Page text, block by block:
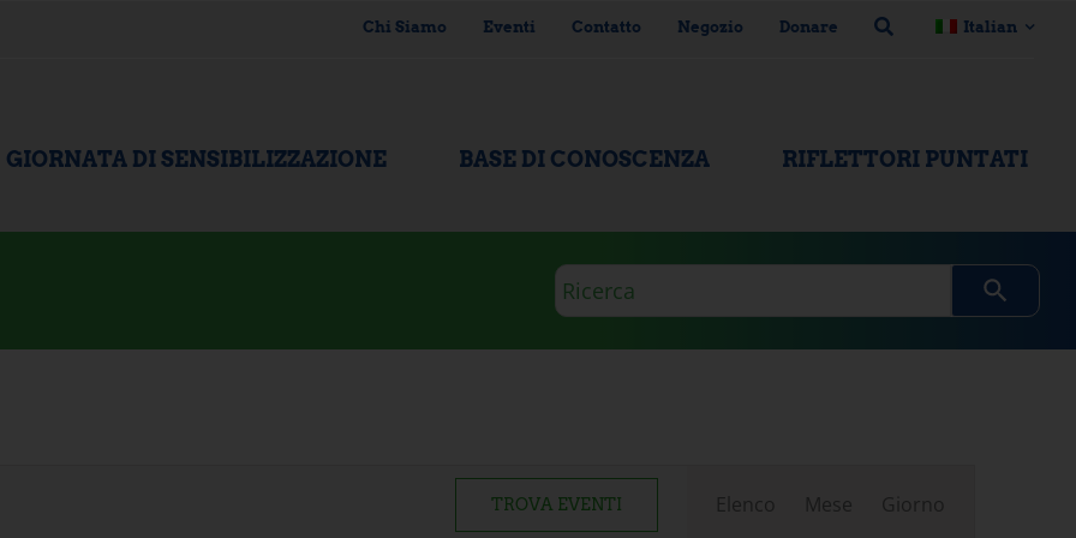
Chi Siamo Eventi Contatto Negozio Donare Italian
GIORNATA DI SENSIBILIZZAZIONE BASE DI CONOSCENZA RIFLETTORI PUNTATI
Domanda
di
ricerca
TROVA EVENTI Elenco Mese Giorno